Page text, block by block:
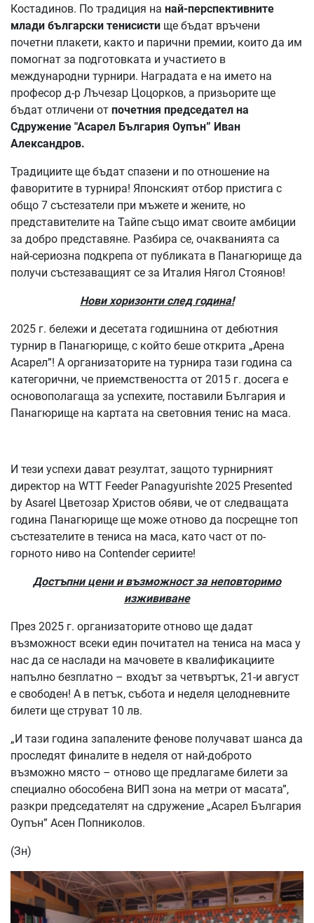
Костадинов. По традиция на най-перспективните
млади български тенисисти ще бъдат връчени
почетни плакети, както и парични премии, които да им
помогнат за подготовката и участието в
международни турнири. Наградата е на името на
професор д-р Лъчезар Цоцорков, а призьорите ще
бъдат отличени от почетния председател на
Сдружение "Асарел България Оупън” Иван
Александров.
Традициите ще бъдат спазени и по отношение на
фаворитите в турнира! Японският отбор пристига с
общо 7 състезатели при мъжете и жените, но
представителите на Тайпе също имат своите амбиции
за добро представяне. Разбира се, очакванията са
най-сериозна подкрепа от публиката в Панагюрище да
получи състезаващият се за Италия Нягол Стоянов!
Нови хоризонти след година!
2025 г. бележи и десетата годишнина от дебютния
турнир в Панагюрище, с който беше открита „Арена
Асарел”! А организаторите на турнира тази година са
категорични, че приемствеността от 2015 г. досега е
основополагаща за успехите, поставили България и
Панагюрище на картата на световния тенис на маса.
И тези успехи дават резултат, защото турнирният
директор на WTT Feeder Panagyurishte 2025 Presented
by Asarel Цветозар Христов обяви, че от следващата
година Панагюрище ще може отново да посрещне топ
състезателите в тениса на маса, като част от по-
горното ниво на Contender сериите!
Достъпни цени и възможност за неповторимо
изжививане
През 2025 г. организаторите отново ще дадат
възможност всеки един почитател на тениса на маса у
нас да се наслади на мачовете в квалификациите
напълно безплатно – входът за четвъртък, 21-и август
е свободен! А в петък, събота и неделя целодневните
билети ще струват 10 лв.
„И тази година запалените фенове получават шанса да
проследят финалите в неделя от най-доброто
възможно място – отново ще предлагаме билети за
специално обособена ВИП зона на метри от масата”,
разкри председателят на сдружение „Асарел България
Оупън” Асен Попниколов.
(Зн)